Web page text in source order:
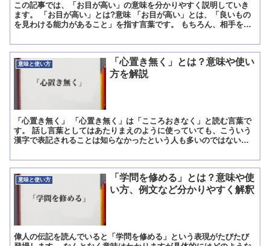
この記事では、「お目が高い」の意味を分かりやすく説明していき
ます。 「お目が高い」とは?意味 「お目が高い」とは、「良いもの
を見わける能力があること」を指す言葉です。 もちろん、相手を褒
意味と使い方
「心置き無く」とは？意味や使い
方を解説
「心置き無く」 「心置き無く」は「こころおきなく」と読む言葉で
す。 話し言葉としてはあたりまえのように使っていても、こういう
漢字で表記されることは知らなかったという人も多いのではないで
意味と使い方
「学問を修める」とは？意味や使
い方、例文など分かりやすく解釈
偉人の伝記を読んでいると「学問を修める」という表現がたびたび